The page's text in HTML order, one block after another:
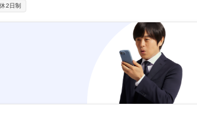
シフト管理等） ■生徒のカリキュラム作成 ■イベント・キャ
2日制